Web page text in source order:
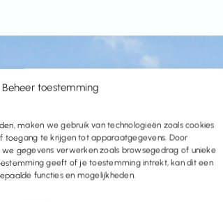
Beheer toestemming
maken we gebruik van technologieën zoals cookies
toegang te krijgen tot apparaatgegevens. Door
gegevens verwerken zoals browsegedrag of unieke
geeft of je toestemming intrekt, kan dit een
functies en mogelijkheden.